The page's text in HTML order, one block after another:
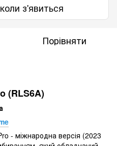
з'явиться
Порівняти
(RLS6A)
- міжнародна версія (2023